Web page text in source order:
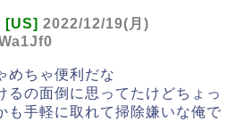
[US] 2022/12/19(月)
めちゃ便利だな
るの面倒に思ってたけどちょっ
も手軽に取れて掃除嫌いな俺で